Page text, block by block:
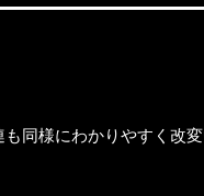
同様にわかりやすく改変